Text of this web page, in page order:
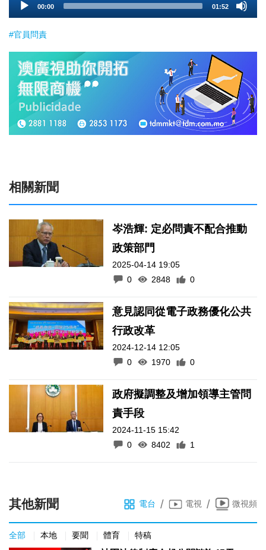
Player
00:00 01:52
#官員問責
相關新聞
岑浩輝: 定必問責不配合推動
政策部門
2025-04-14 19:05
0
2848 0
意見認同從電子政務優化公共
行政改革
2024-12-14 12:05
0
1970 0
政府擬調整及增加領導主管問
責手段
2024-11-15 15:42
0
8402 1
其他新聞 電台 / 電視 / 微視頻
全部 本地 要聞 體育 特稿